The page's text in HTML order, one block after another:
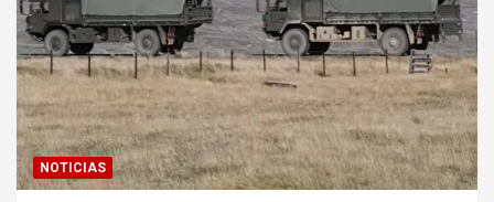
NOTICIAS